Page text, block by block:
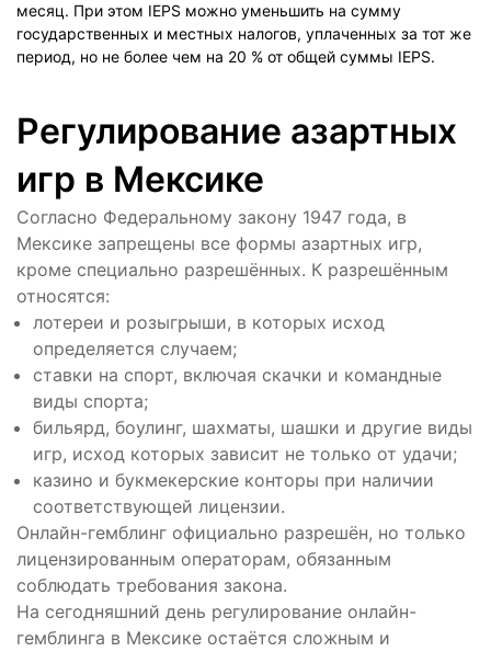
месяц. При этом IEPS можно уменьшить на сумму
государственных и местных налогов, уплаченных за тот же
период, но не более чем на 20 % от общей суммы IEPS.
Регулирование азартных
игр в Мексике
Согласно Федеральному закону 1947 года, в
Мексике запрещены все формы азартных игр,
кроме специально разрешённых. К разрешённым
относятся:
лотереи и розыгрыши, в которых исход
определяется случаем;
ставки на спорт, включая скачки и командные
виды спорта;
бильярд, боулинг, шахматы, шашки и другие виды
игр, исход которых зависит не только от удачи;
казино и букмекерские конторы при наличии
соответствующей лицензии.
Онлайн-гемблинг официально разрешён, но только
лицензированным операторам, обязанным
соблюдать требования закона.
На сегодняшний день регулирование онлайн-
гемблинга в Мексике остаётся сложным и